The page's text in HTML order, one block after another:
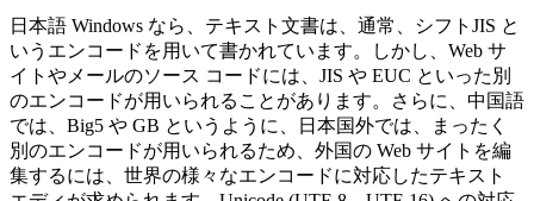
日本語 Windows なら、テキスト文書は、通常、シフトJIS と
いうエンコードを用いて書かれています。しかし、Web サ
イトやメールのソース コードには、JIS や EUC といった別
のエンコードが用いられることがあります。さらに、中国語
では、Big5 や GB というように、日本国外では、まったく
別のエンコードが用いられるため、外国の Web サイトを編
集するには、世界の様々なエンコードに対応したテキスト